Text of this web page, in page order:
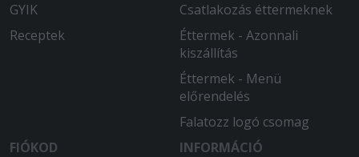
GYIK
Receptek
Csatlakozás éttermeknek
Éttermek - Azonnali
kiszállítás
Éttermek - Menü
előrendelés
Falatozz logó csomag
FIÓKOD
INFORMÁCIÓ